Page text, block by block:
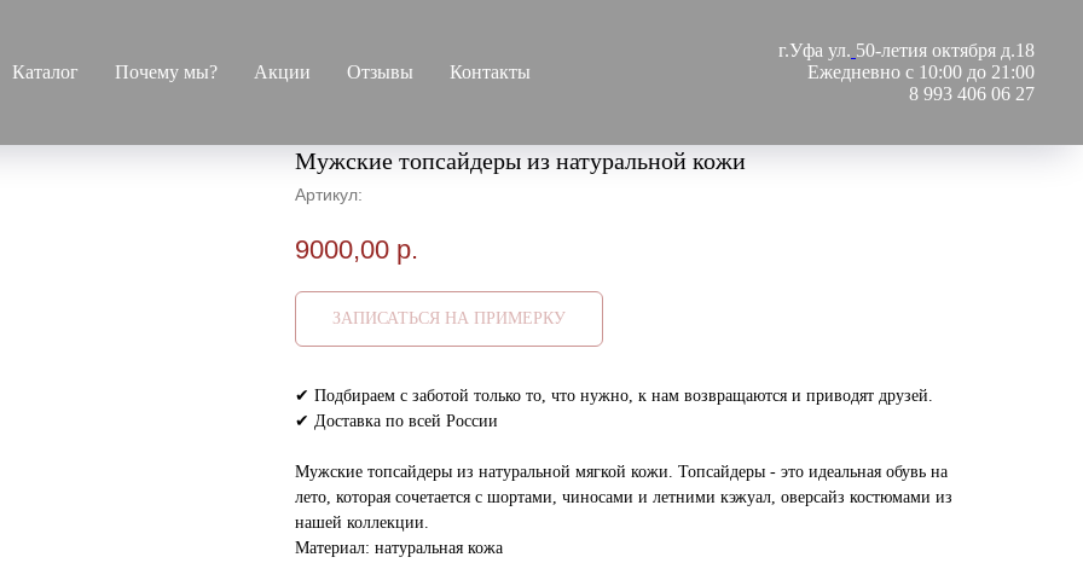
Каталог Почему мы? Акции Отзывы Контакты
г.Уфа ул. 50-летия октября д.18
Ежедневно с 10:00 до 21:00
8 993 406 06 27
Мужские топсайдеры из натуральной кожи
Артикул:
9000,00 р.
ЗАПИСАТЬСЯ НА ПРИМЕРКУ
✔ Подбираем с заботой только то, что нужно, к нам возвращаются и приводят друзей.
✔ Доставка по всей России
Мужские топсайдеры из натуральной мягкой кожи. Топсайдеры - это идеальная обувь на
лето, которая сочетается с шортами, чиносами и летними кэжуал, оверсайз костюмами из
нашей коллекции.
Материал: натуральная кожа